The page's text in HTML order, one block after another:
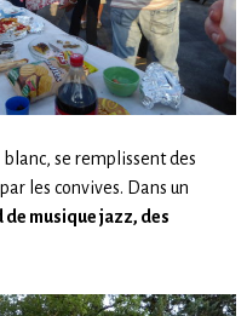
se remplissent des
les convives. Dans un
de musique jazz, des